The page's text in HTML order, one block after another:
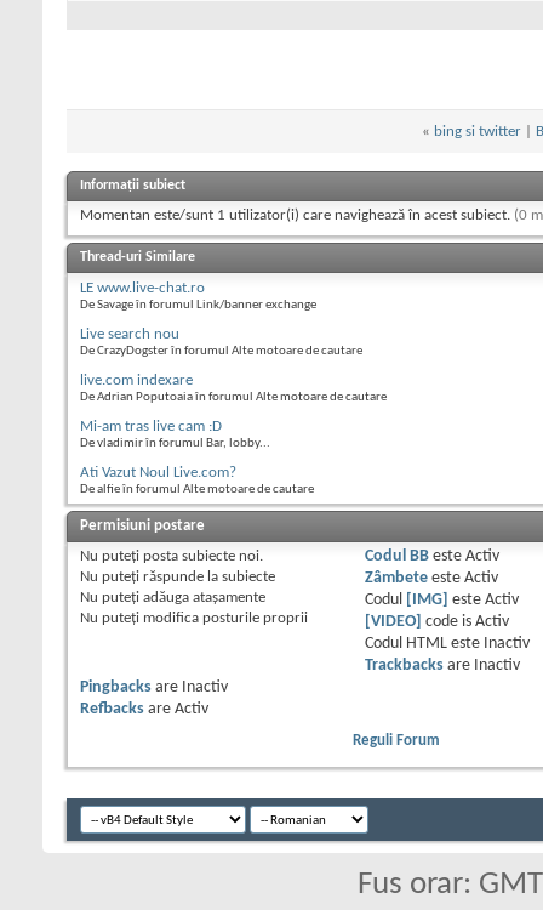
« bing si twitter
Informații subiect
Momentan este/sunt 1 utilizator(i) care navighează în acest subiect. (0
Thread-uri Similare
LE www.live-chat.ro
De Savage în forumul Link/banner exchange
Live search nou
De CrazyDogster în forumul Alte motoare de cautare
live.com indexare
De Adrian Poputoaia în forumul Alte motoare de cautare
Mi-am tras live cam :D
De vladimir în forumul Bar, lobby...
Ati Vazut Noul Live.com?
De alfie în forumul Alte motoare de cautare
Permisiuni postare
Nu puteţi posta subiecte noi.
Nu puteţi răspunde la subiecte
Nu puteţi adăuga ataşamente
Nu puteţi modifica posturile proprii
Codul BBeste Activ
Zâmbeteeste Activ
Codul
[IMG] este Activ
[VIDEO] code is Activ
Codul HTML este
Inactiv
Trackbacksare
Inactiv
Pingbacks are
Inactiv
Refbacks are Activ
Reguli Forum
Fus orar: